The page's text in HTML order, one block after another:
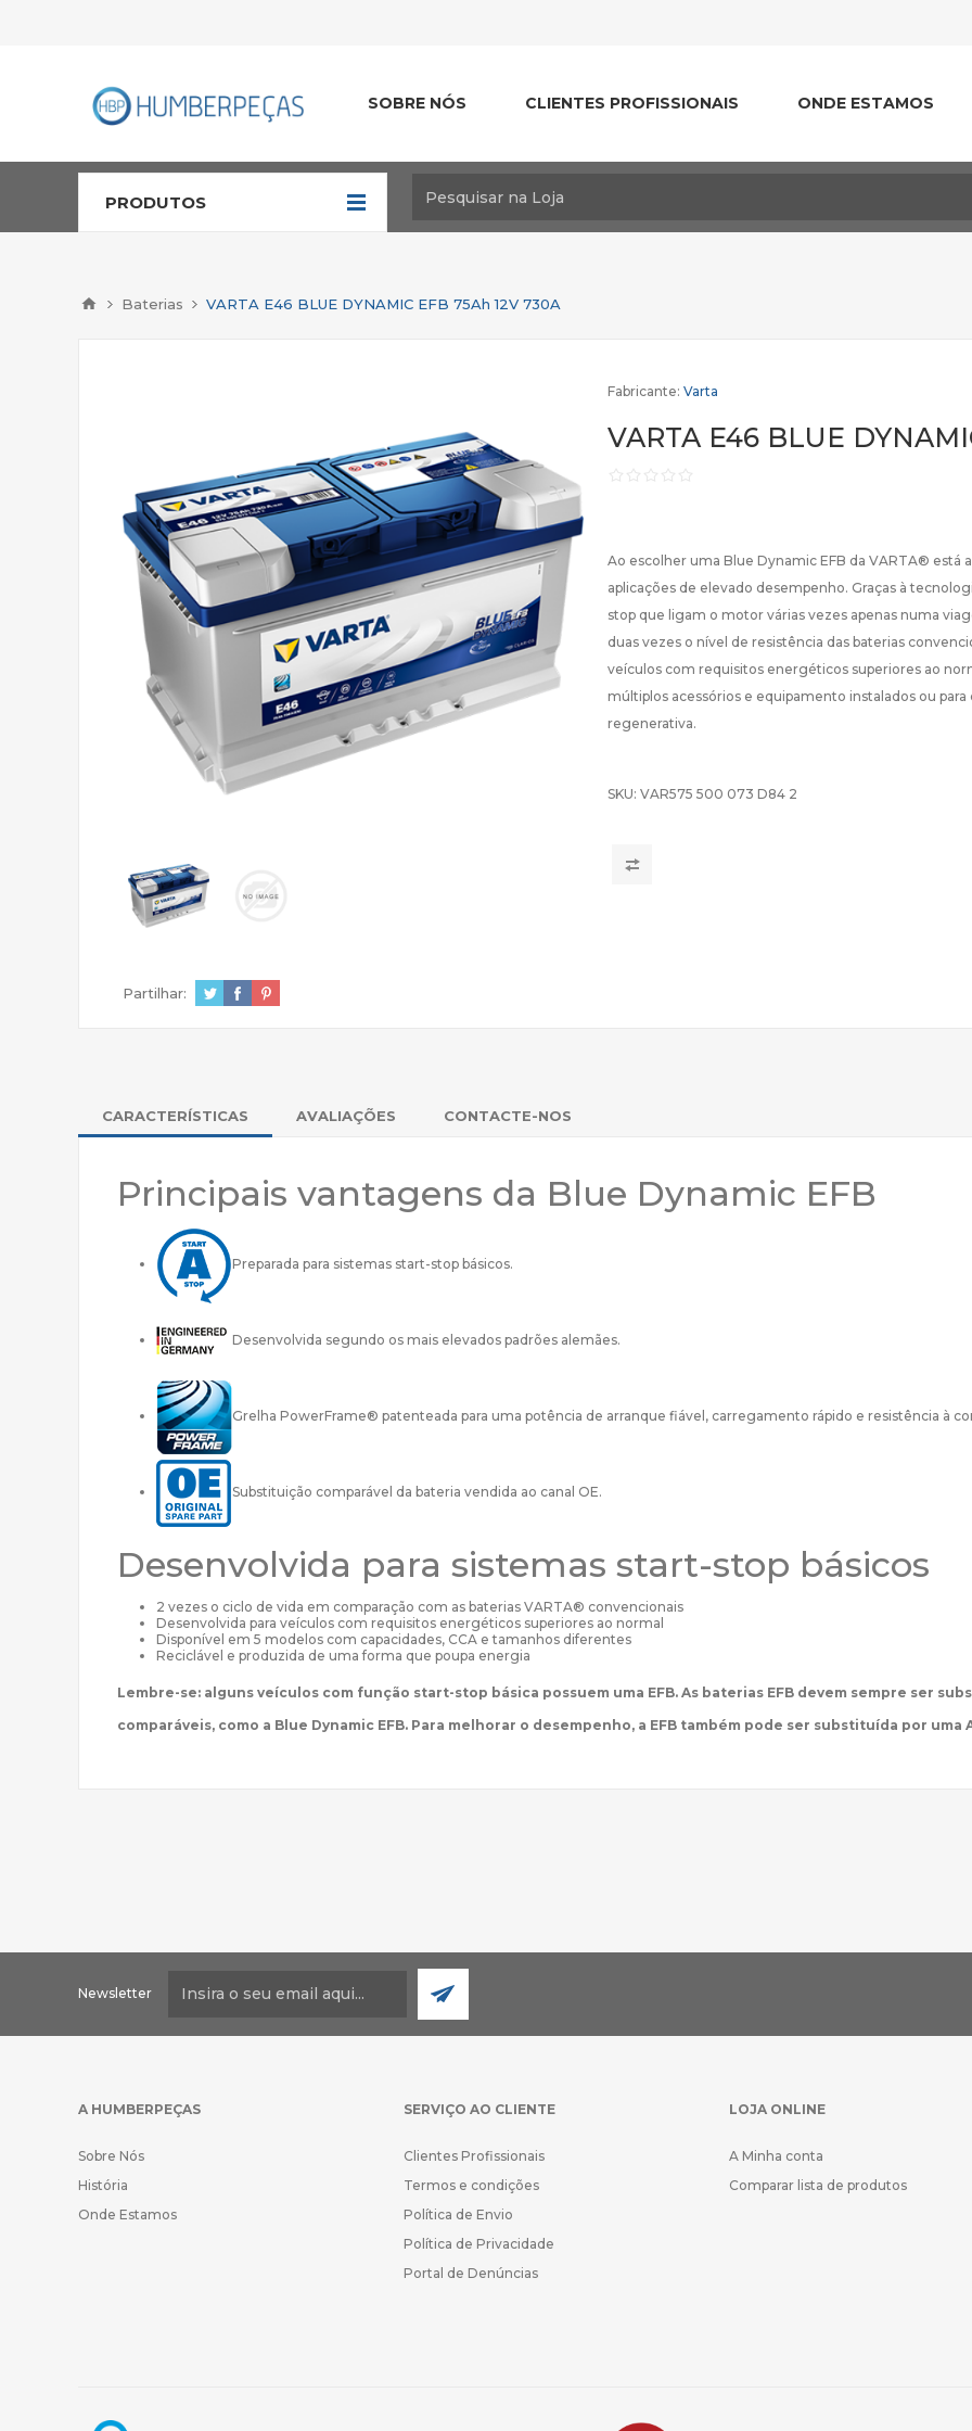
SOBRE NÓS CLIENTES PROFISSIONAIS ONDE ESTAMOS
PRODUTOS
Baterias VARTA E46 BLUE DYNAMIC EFB 75Ah 12V 730A
Fabricante: Varta
VARTA E46 BLUE
Ao escolher uma Blue Dynamic EFB da VARTA® está
aplicações de elevado desempenho. Graças à
stop que ligam o motor várias vezes apenas numa
duas vezes o nível de resistência das baterias
veículos com requisitos energéticos superiores ao
múltiplos acessórios e equipamento instalados ou
regenerativa.
SKU: VAR575 500 073 D84 2
Partilhar:
CARACTERÍSTICAS AVALIAÇÕES CONTACTE-NOS
Principais vantagens da Blue Dynamic EFB
Preparada para sistemas start-stop básicos.
Desenvolvida segundo os mais elevados padrões alemães.
Grelha PowerFrame® patenteada para uma potência de arranque fiável, carregamento rápido e resistência à
Substituição comparável da bateria vendida ao canal OE.
Desenvolvida para sistemas start-stop básicos
2 vezes o ciclo de vida em comparação com as baterias VARTA® convencionais
Desenvolvida para veículos com requisitos energéticos superiores ao normal
Disponível em 5 modelos com capacidades, CCA e tamanhos diferentes
Reciclável e produzida de uma forma que poupa energia
Lembre-se: alguns veículos com função start-stop básica possuem uma EFB. As baterias EFB devem sempre ser
comparáveis, como a Blue Dynamic EFB. Para melhorar o desempenho, a EFB também pode ser substituída por uma
Newsletter
A HUMBERPEÇAS
Sobre Nós
História
Onde Estamos
SERVIÇO AO CLIENTE
Clientes Profissionais
Termos e condições
Política de Envio
Política de Privacidade
Portal de Denúncias
LOJA ONLINE
A Minha conta
Comparar lista de produtos